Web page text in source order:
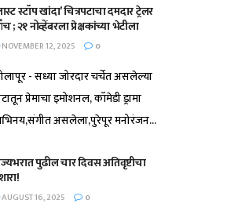
स्टॉप खांदा’ चित्रपटाचा दमदार ट्रेलर
; २१ नोव्हेंबरला प्रेक्षकांच्या भेटीला
NOVEMBER 12, 2025 0
- सध्या जोरदार चर्चेत असलेल्या
प्रेमाचा इमोशनल, कॉमेडी ड्रामा
असलेला,पुरेपूर मनोरंजन...
पुढील चार दिवस अतिवृष्टीचा
AUGUST 16, 2025 0